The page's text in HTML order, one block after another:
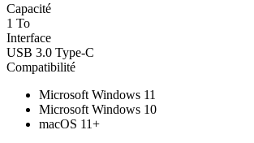
Capacité
1 To
Interface
USB 3.0 Type-C
Compatibilité
Microsoft Windows 11
Microsoft Windows 10
macOS 11+